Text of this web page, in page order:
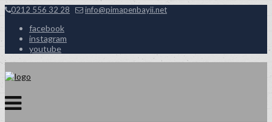
0212 556 32 28 info@pimapenbayii.net
facebook
instagram
youtube